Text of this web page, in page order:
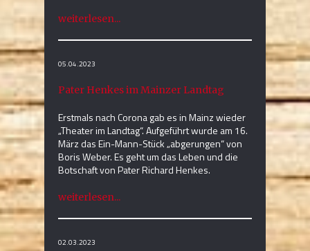
weiterlesen...
05.04.2023
Pater Henkes im Mainzer Landtag
Erstmals nach Corona gab es in Mainz wieder
„Theater im Landtag“. Aufgeführt wurde am 16.
März das Ein-Mann-Stück „abgerungen“ von
Boris Weber. Es geht um das Leben und die
Botschaft von Pater Richard Henkes.
weiterlesen...
02.03.2023